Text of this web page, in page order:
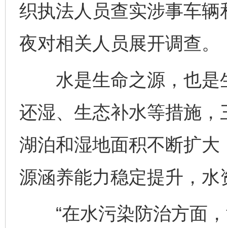
织执法人员查实涉事车
夜对相关人员展开调查。
水是生命之源，也是
还湿、生态补水等措施
湖泊和湿地面积不断扩
源涵养能力稳定提升，
“在水污染防治方面，